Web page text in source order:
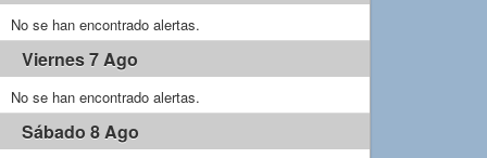
Olas
No se han encontrado alertas.
Viernes 7 Ago
No se han encontrado alertas.
Sábado 8 Ago